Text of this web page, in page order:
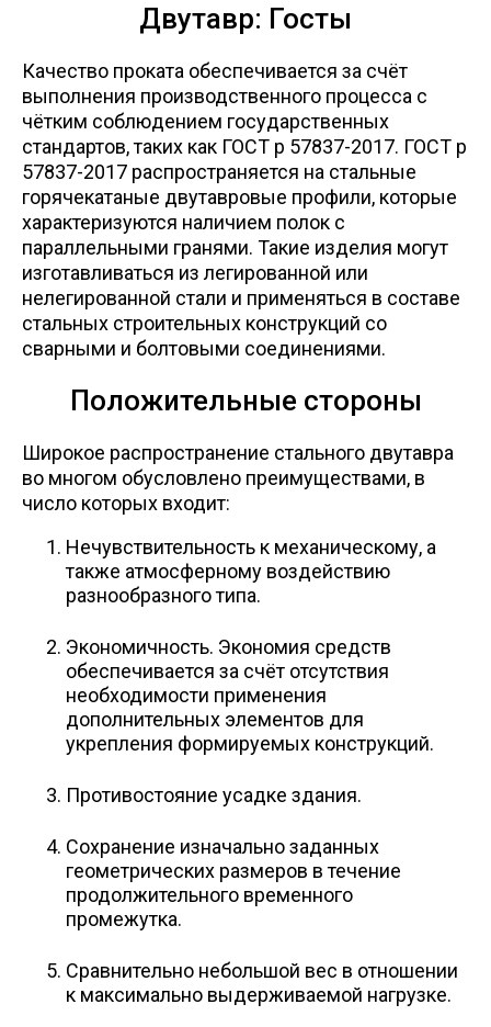
Двутавр: Госты
Качество проката обеспечивается за счёт
выполнения производственного процесса с
чётким соблюдением государственных
стандартов, таких как ГОСТ р 57837-2017. ГОСТ р
57837-2017 распространяется на стальные
горячекатаные двутавровые профили, которые
характеризуются наличием полок с
параллельными гранями. Такие изделия могут
изготавливаться из легированной или
нелегированной стали и применяться в составе
стальных строительных конструкций со
сварными и болтовыми соединениями.
Положительные стороны
Широкое распространение стального двутавра
во многом обусловлено преимуществами, в
число которых входит:
Нечувствительность к механическому, а
также атмосферному воздействию
разнообразного типа.
Экономичность. Экономия средств
обеспечивается за счёт отсутствия
необходимости применения
дополнительных элементов для
укрепления формируемых конструкций.
Противостояние усадке здания.
Сохранение изначально заданных
геометрических размеров в течение
продолжительного временного
промежутка.
Сравнительно небольшой вес в отношении
к максимально выдерживаемой нагрузке.